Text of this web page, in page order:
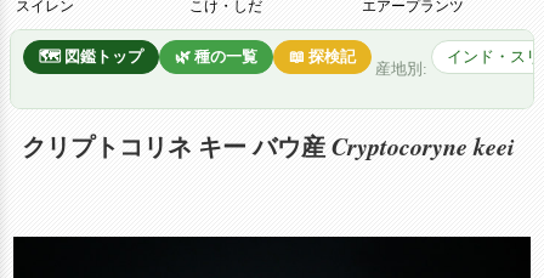
スイレン こけ・しだ エアープランツ
🗺️ 図鑑トップ 🌿 種の一覧 📖 探検記
産地別:
インド・ス
クリプトコリネ キー バウ産 Cryptocoryne keei